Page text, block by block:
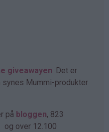
giveawayen. Det er
Mummi-produkter
på bloggen, 823
og over 12.100